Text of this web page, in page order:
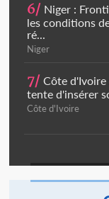
6/ Niger :
les conditions
ré...
Niger
7/ Côte d'Ivoire
tente d'insérer
Côte d'Ivoire